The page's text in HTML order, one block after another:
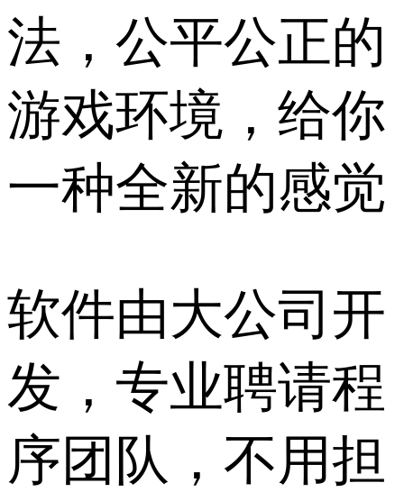
法，公平公正的
游戏环境，给你
一种全新的感觉
软件由大公司开
发，专业聘请程
序团队，不用担